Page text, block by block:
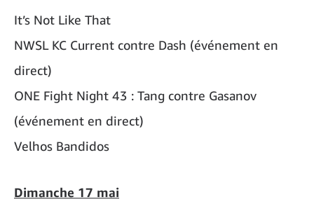
It’s Not Like That
NWSL KC Current contre Dash (événement en
direct)
ONE Fight Night 43 : Tang contre Gasanov
(événement en direct)
Velhos Bandidos
Dimanche 17 mai